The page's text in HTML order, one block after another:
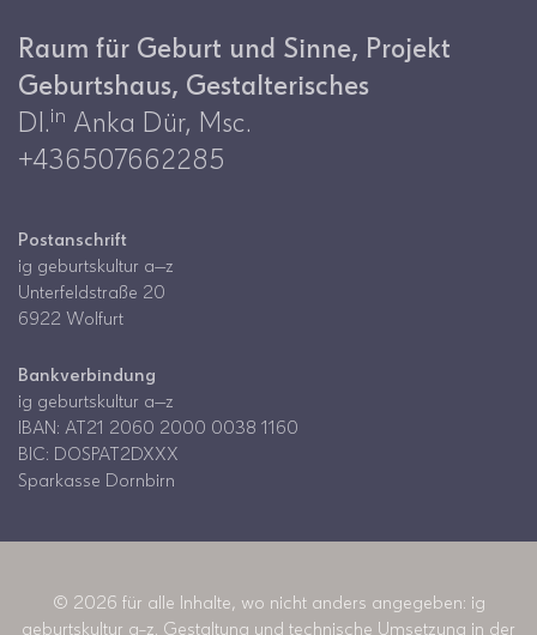
Raum für Geburt und Sinne, Projekt
Geburtshaus, Gestalterisches
DI.in Anka Dür, Msc.
+436507662285
Postanschrift
ig geburtskultur a—z
Unterfeldstraße 20
6922 Wolfurt
Bankverbindung
ig geburtskultur a—z
IBAN: AT21 2060 2000 0038 1160
BIC: DOSPAT2DXXX
Sparkasse Dornbirn
© 2026 für alle Inhalte, wo nicht anders angegeben: ig
geburtskultur a–z. Gestaltung und technische Umsetzung in der